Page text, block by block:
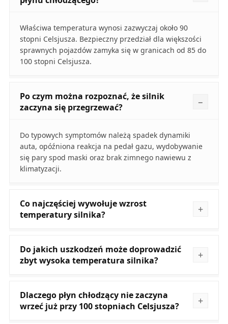
Właściwa temperatura wynosi zazwyczaj około 90
stopni Celsjusza. Bezpieczny przedział dla większości
sprawnych pojazdów zamyka się w granicach od 85 do
100 stopni Celsjusza.
Po czym można rozpoznać, że silnik
zaczyna się przegrzewać?
Do typowych symptomów należą spadek dynamiki
auta, opóźniona reakcja na pedał gazu, wydobywanie
się pary spod maski oraz brak zimnego nawiewu z
klimatyzacji.
Co najczęściej wywołuje wzrost
temperatury silnika?
Do jakich uszkodzeń może doprowadzić
zbyt wysoka temperatura silnika?
Dlaczego płyn chłodzący nie zaczyna
wrzeć już przy 100 stopniach Celsjusza?